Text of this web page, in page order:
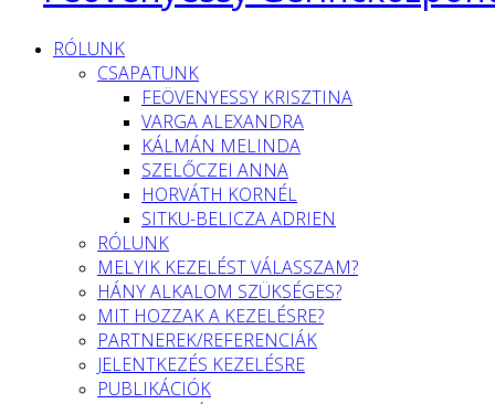
RÓLUNK
CSAPATUNK
FEÖVENYESSY KRISZTINA
VARGA ALEXANDRA
KÁLMÁN MELINDA
SZELŐCZEI ANNA
HORVÁTH KORNÉL
SITKU-BELICZA ADRIEN
RÓLUNK
MELYIK KEZELÉST VÁLASSZAM?
HÁNY ALKALOM SZÜKSÉGES?
MIT HOZZAK A KEZELÉSRE?
PARTNEREK/REFERENCIÁK
JELENTKEZÉS KEZELÉSRE
PUBLIKÁCIÓK